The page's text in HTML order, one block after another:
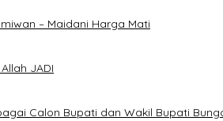
– Maidani Harga Mati
JADI
Calon Bupati dan Wakil Bupati